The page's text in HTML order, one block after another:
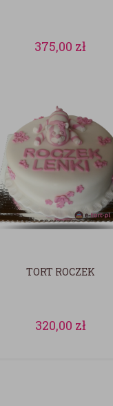
375,00 zł
TORT ROCZEK
320,00 zł